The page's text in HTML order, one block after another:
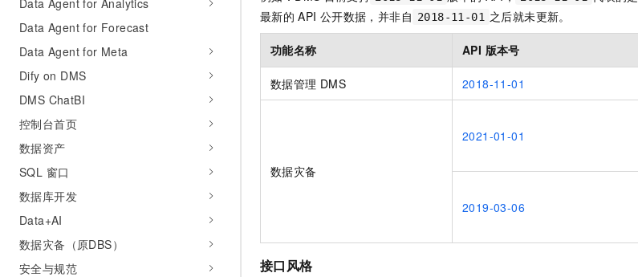
Data Agent for Analytics
Data Agent for Forecast
Data Agent for Meta
Dify on DMS
DMS ChatBI
控制台首页
数据资产
SQL 窗口
数据库开发
Data+AI
数据灾备（原DBS）
安全与规范
最新的 API 公开数据，并非自 2018-11-01 之后就未更新。
功能名称 API 版本号
数据管理 DMS 2018-11-01
数据灾备
2021-01-01
2019-03-06
接口风格
千问AI平台-模型体验
在线体验全尺寸、多种模态的模型效果
大模型服务平台百炼-智能体
灵活可视化地构建企业级 Agent
10 分钟在聊天系统中增加一个 AI 助手 即刻拥有 DeepSeek-R1 满血版
媒体服务
企业服务与云通信
域名与网站
终端用户计算
Serverless
开发工具
迁移与运维管理
专有云
政企业务
行业生态解决方案
开发者生态解决方案
AI 开发和 AI 应用解决方案
财税管理
400电话
广告营销